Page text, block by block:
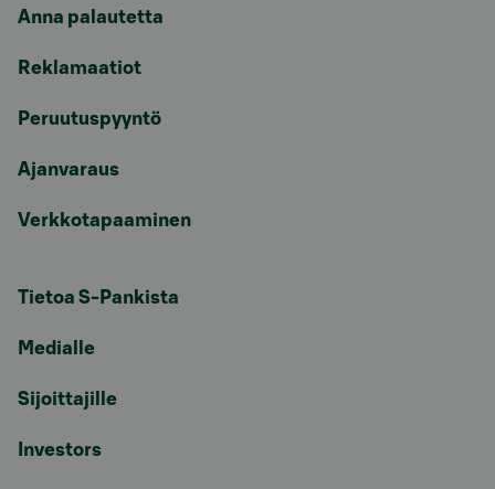
Anna palautetta
Reklamaatiot
Peruutuspyyntö
Ajanvaraus
Verkkotapaaminen
Tietoa S-Pankista
Medialle
Sijoittajille
Investors